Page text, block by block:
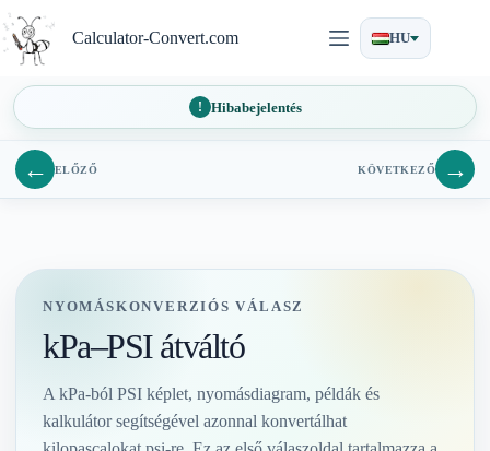
a
tartalomra
Calculator-Convert.com HU
Hibabejelentés
← ELŐZŐ KÖVETKEZŐ →
NYOMÁSKONVERZIÓS VÁLASZ
kPa–PSI átváltó
A kPa-ból PSI képlet, nyomásdiagram, példák és
kalkulátor segítségével azonnal konvertálhat